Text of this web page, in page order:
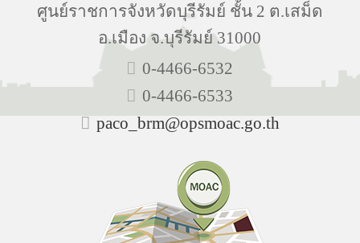
ศูนย์ราชการจังหวัดบุรีรัมย์ ชั้น 2 ต.เสม็ด
อ.เมือง จ.บุรีรัมย์ 31000
0-4466-6532
0-4466-6533
paco_brm@opsmoac.go.th